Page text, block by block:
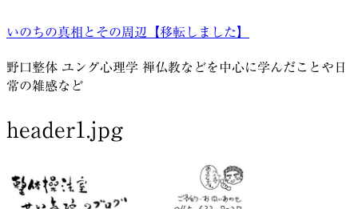
ン
ン
ツ
ス
プ
いのちの真相とその周辺【移転しました】
野口整体 ユング心理学 禅仏教などを中心に学んだことや日
常の雑感など
header1.jpg